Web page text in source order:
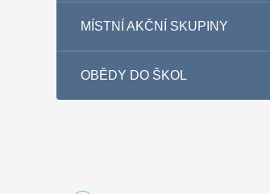
MÍSTNÍ AKČNÍ SKUPINY
OBĚDY DO ŠKOL